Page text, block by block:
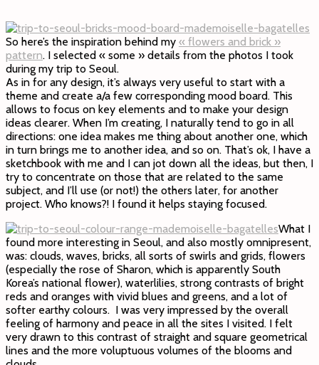
So here’s the inspiration behind my « flowers and brick »
pattern. I selected « some » details from the photos I took
during my trip to Seoul.
As in for any design, it’s always very useful to start with a
theme and create a/a few corresponding mood board. This
allows to focus on key elements and to make your design
ideas clearer. When I’m creating, I naturally tend to go in all
directions: one idea makes me thing about another one, which
in turn brings me to another idea, and so on. That’s ok, I have a
sketchbook with me and I can jot down all the ideas, but then, I
try to concentrate on those that are related to the same
subject, and I’ll use (or not!) the others later, for another
project. Who knows?! I found it helps staying focused.
What I
found more interesting in Seoul, and also mostly omnipresent,
was: clouds, waves, bricks, all sorts of swirls and grids, flowers
(especially the rose of Sharon, which is apparently South
Korea’s national flower), waterlilies, strong contrasts of bright
reds and oranges with vivid blues and greens, and a lot of
softer earthy colours. I was very impressed by the overall
feeling of harmony and peace in all the sites I visited. I felt
very drawn to this contrast of straight and square geometrical
lines and the more voluptuous volumes of the blooms and